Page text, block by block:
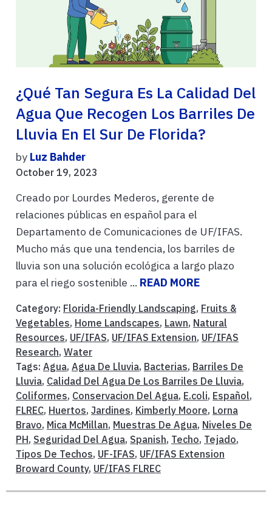
¿Qué Tan Segura Es La Calidad Del
Agua Que Recogen Los Barriles De
Lluvia En El Sur De Florida?
by Luz Bahder
October 19, 2023
Creado por Lourdes Mederos, gerente de
relaciones públicas en español para el
Departamento de Comunicaciones de UF/IFAS.
Mucho más que una tendencia, los barriles de
lluvia son una solución ecológica a largo plazo
para el riego sostenible ... READ MORE
Category: Florida-Friendly Landscaping, Fruits &
Vegetables, Home Landscapes, Lawn, Natural
Resources, UF/IFAS, UF/IFAS Extension, UF/IFAS
Research, Water
Tags: Agua, Agua De Lluvia, Bacterias, Barriles De
Lluvia, Calidad Del Agua De Los Barriles De Lluvia,
Coliformes, Conservacion Del Agua, E.coli, Español,
FLREC, Huertos, Jardines, Kimberly Moore, Lorna
Bravo, Mica McMillan, Muestras De Agua, Niveles De
PH, Seguridad Del Agua, Spanish, Techo, Tejado,
Tipos De Techos, UF-IFAS, UF/IFAS Extension
Broward County, UF/IFAS FLREC